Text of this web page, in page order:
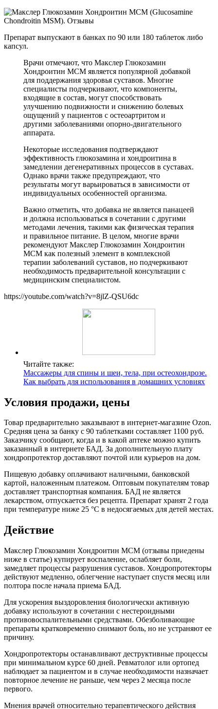
Препарат выпускают в банках по 90 или 180 таблеток либо
капсул.
Врачи отмечают, что Макслер Глюкозамин
Хондроитин МСМ является популярной добавкой
для поддержания здоровья суставов. Многие
специалисты подчеркивают, что компоненты,
входящие в состав, могут способствовать
улучшению подвижности и снижению болевых
ощущений у пациентов с остеоартритом и
другими заболеваниями опорно-двигательного
аппарата.
Некоторые исследования подтверждают
эффективность глюкозамина и хондроитина в
замедлении дегенеративных процессов в суставах.
Однако врачи также предупреждают, что
результаты могут варьироваться в зависимости от
индивидуальных особенностей организма.
Важно отметить, что добавка не является панацеей
и должна использоваться в сочетании с другими
методами лечения, такими как физическая терапия
и правильное питание. В целом, многие врачи
рекомендуют Макслер Глюкозамин Хондроитин
МСМ как полезный элемент в комплексной
терапии заболеваний суставов, но подчеркивают
необходимость предварительной консультации с
медицинским специалистом.
https://youtube.com/watch?v=8jlZ-QSU6dc
Читайте также:
Массажеры для спины и шеи, тела, при остеохондрозе.
Как выбрать для использования в домашних условиях
Условия продажи, цены
Товар предварительно заказывают в интернет-магазине Ozon.
Средняя цена за банку с 90 таблетками составляет 1100 руб.
Заказчику сообщают, когда и в какой аптеке можно купить
заказанный в интернете БАД. За дополнительную плату
хондропротектор доставляют почтой или курьеров на дом.
Пищевую добавку оплачивают наличными, банковской
картой, наложенным платежом. Оптовым покупателям товар
доставляет транспортная компания. БАД не является
лекарством, отпускается без рецепта. Препарат хранят 2 года
при температуре ниже 25 °С в недосягаемых для детей местах.
Действие
Макслер Глюкозамин Хондроитин МСМ (отзывы приедены
ниже в статье) купирует воспаление, ослабляет боли,
замедляет процессы разрушения суставов. Хондропротекторы
действуют медленно, облегчение наступает спустя месяц или
полтора после начала приема БАД.
Для ускорения выздоровления биологически активную
добавку используют в сочетании с нестероидными
противовоспалительными средствами. Обезболивающие
препараты кратковременно снимают боль, но не устраняют ее
причину.
Хондропротекторы останавливают деструктивные процессы
при минимальном курсе 60 дней. Ревматолог или ортопед
наблюдает за пациентом и в случае необходимости назначает
повторное лечение не раньше, чем через 2 месяца после
первого.
Мнения врачей относительно терапевтического действия